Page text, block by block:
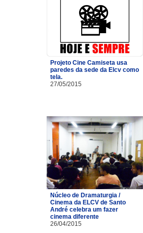
Projeto Cine Camiseta usa
paredes da sede da Elcv como
tela.
27/05/2015
Núcleo de Dramaturgia /
Cinema da ELCV de Santo
André celebra um fazer
cinema diferente
26/04/2015